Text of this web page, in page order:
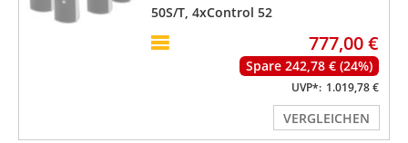
50S/T, 4xControl 52
777,00 €
Spare 242,78 € (24%)
UVP*: 1.019,78 €
VERGLEICHEN